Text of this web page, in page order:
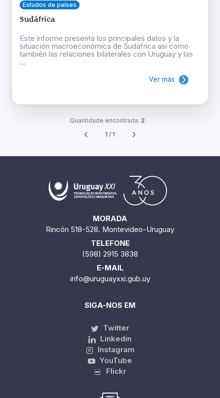
Estudos de países
Sudáfrica
Este informe presenta los principales datos y la
situación macroeconómica de Sudáfrica así como
también las relaciones bilaterales con Uruguay y las
...
Ver más
Quantidade encontrada: 2
1 / 1
MORADA
Rincón 518-528. Montevideo-Uruguay
TELEFONE
(598) 2915 3838
E-MAIL
info@uruguayxxi.gub.uy
SIGA-NOS EM
Twitter
Linkedin
Instagram
YouTube
Flickr